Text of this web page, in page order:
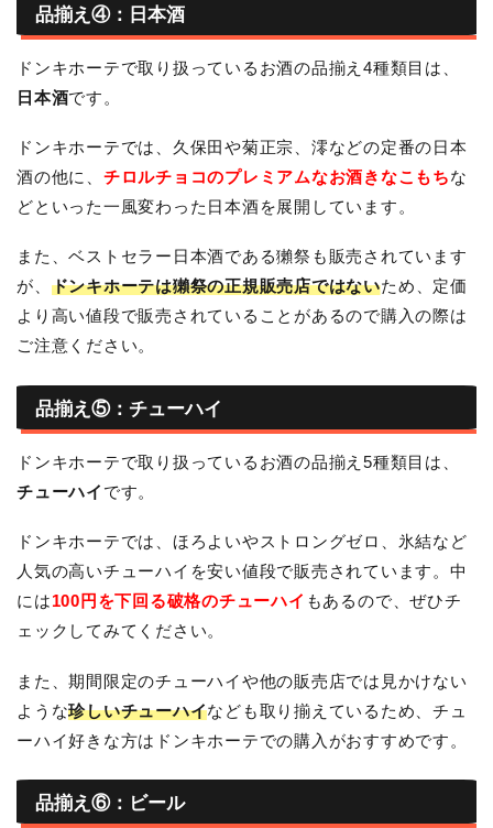
品揃え④：日本酒
ドンキホーテで取り扱っているお酒の品揃え4種類目は、
日本酒です。
ドンキホーテでは、久保田や菊正宗、澪などの定番の日本
酒の他に、 チロルチョコのプレミアムなお酒きなこもちな
どといった一風変わった日本酒を展開しています。
また、ベストセラー日本酒である獺祭も販売されています
が、 ドンキホーテは獺祭の正規販売店ではないため、定価
より高い値段で販売されていることがあるので購入の際は
ご注意ください。
品揃え⑤：チューハイ
ドンキホーテで取り扱っているお酒の品揃え5種類目は、
チューハイ です。
ドンキホーテでは、ほろよいやストロングゼロ、氷結など
人気の高いチューハイを安い値段で販売されています。中
には100円を下回る破格のチューハイ もあるので、ぜひチ
ェックしてみてください。
また、期間限定のチューハイや他の販売店では見かけない
ような珍しいチューハイなども取り揃えているため、チュ
ーハイ好きな方はドンキホーテでの購入がおすすめです。
品揃え⑥：ビール